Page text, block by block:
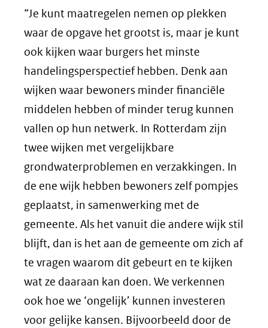
“Je kunt maatregelen nemen op plekken
waar de opgave het grootst is, maar je kunt
ook kijken waar burgers het minste
handelingsperspectief hebben. Denk aan
wijken waar bewoners minder financiële
middelen hebben of minder terug kunnen
vallen op hun netwerk. In Rotterdam zijn
twee wijken met vergelijkbare
grondwaterproblemen en verzakkingen. In
de ene wijk hebben bewoners zelf pompjes
geplaatst, in samenwerking met de
gemeente. Als het vanuit die andere wijk stil
blijft, dan is het aan de gemeente om zich af
te vragen waarom dit gebeurt en te kijken
wat ze daaraan kan doen. We verkennen
ook hoe we ‘ongelijk’ kunnen investeren
voor gelijke kansen. Bijvoorbeeld door de